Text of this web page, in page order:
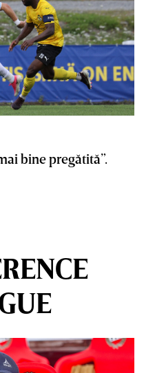
bine pregătită”.